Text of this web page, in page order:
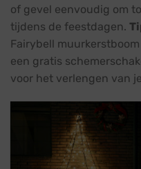
of gevel eenvoudig om
tijdens de feestdagen.
Fairybell
een gratis
voor het verlengen van